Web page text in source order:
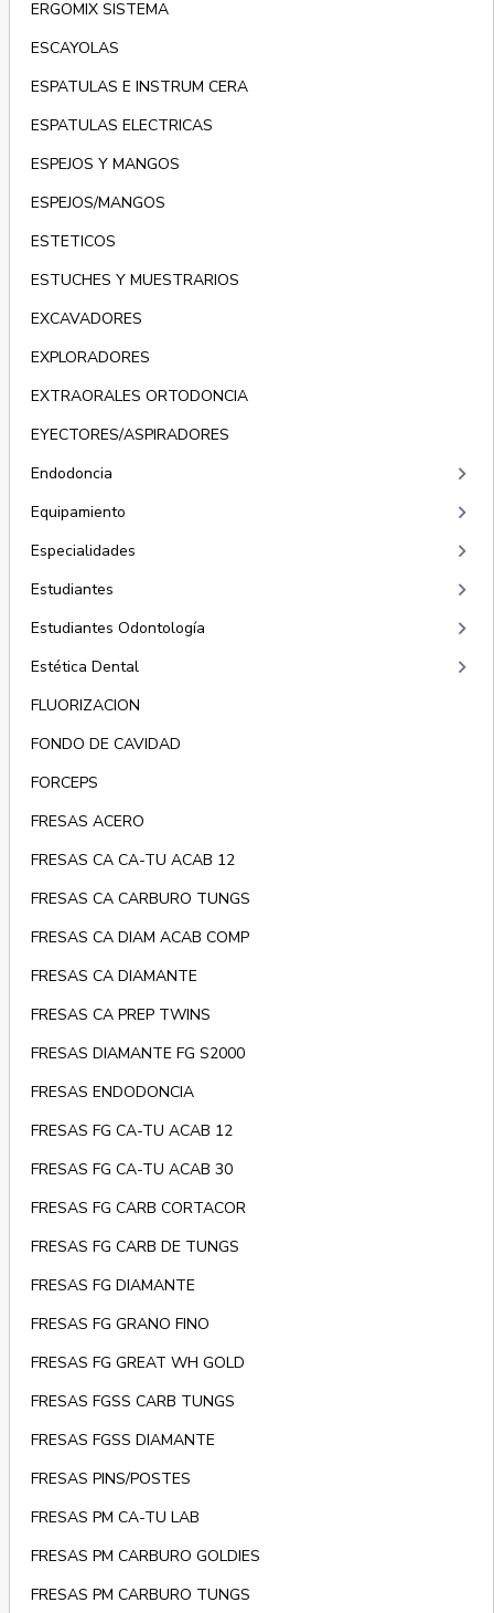
ERGOMIX SISTEMA
ESCAYOLAS
ESPATULAS E INSTRUM CERA
ESPATULAS ELECTRICAS
ESPEJOS Y MANGOS
ESPEJOS/MANGOS
ESTETICOS
ESTUCHES Y MUESTRARIOS
EXCAVADORES
EXPLORADORES
EXTRAORALES ORTODONCIA
EYECTORES/ASPIRADORES
Endodoncia
keyboard_arrow_right
Equipamiento keyboard_arrow_right
Especialidades keyboard_arrow_right
Estudiantes keyboard_arrow_right
Estudiantes Odontología keyboard_arrow_right
Estética Dental keyboard_arrow_right
FLUORIZACION
FONDO DE CAVIDAD
FORCEPS
FRESAS ACERO
FRESAS CA CA-TU ACAB 12
FRESAS CA CARBURO TUNGS
FRESAS CA DIAM ACAB COMP
FRESAS CA DIAMANTE
FRESAS CA PREP TWINS
FRESAS DIAMANTE FG S2000
FRESAS ENDODONCIA
FRESAS FG CA-TU ACAB 12
FRESAS FG CA-TU ACAB 30
FRESAS FG CARB CORTACOR
FRESAS FG CARB DE TUNGS
FRESAS FG DIAMANTE
FRESAS FG GRANO FINO
FRESAS FG GREAT WH GOLD
FRESAS FGSS CARB TUNGS
FRESAS FGSS DIAMANTE
FRESAS PINS/POSTES
FRESAS PM CA-TU LAB
FRESAS PM CARBURO GOLDIES
FRESAS PM CARBURO TUNGS